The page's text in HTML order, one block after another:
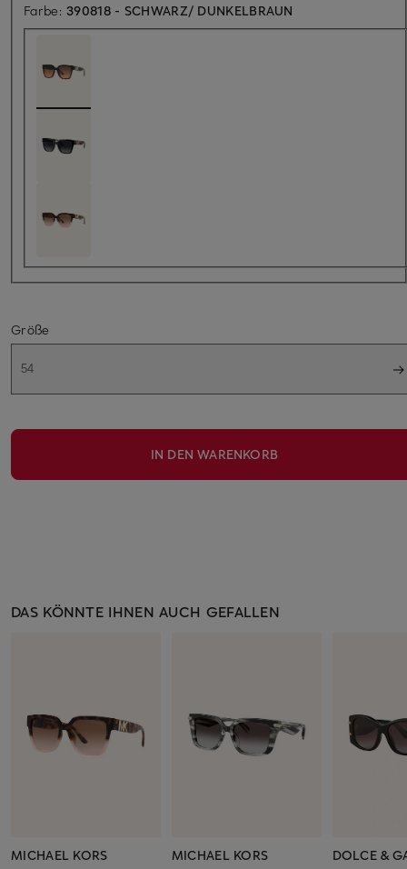
Farbe:390818 - SCHWARZ/ DUNKELBRAUN
Größe
54
IN DEN WARENKORB
DAS KÖNNTE IHNEN AUCH GEFALLEN
MICHAEL KORS
MICHAEL KORS
DOLCE &